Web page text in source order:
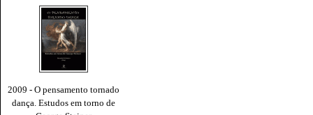
2009 - O pensamento tornado
dança. Estudos em torno de